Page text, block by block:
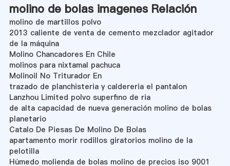
molino de bolas imagenes Relación
molino de martillos polvo
2013 caliente de venta de cemento mezclador agitador
de la máquina
Molino Chancadores En Chile
molinos para nixtamal pachuca
Molinoil No Triturador En
trazado de planchisteria y caldereria el pantalon
Lanzhou Limited polvo superfino de ria
de alta capacidad de nueva generación molino de bolas
planetario
Catalo De Piesas De Molino De Bolas
apartamento morir rodillos giratorios molino de la
pelotilla
Húmedo molienda de bolas molino de precios iso 9001